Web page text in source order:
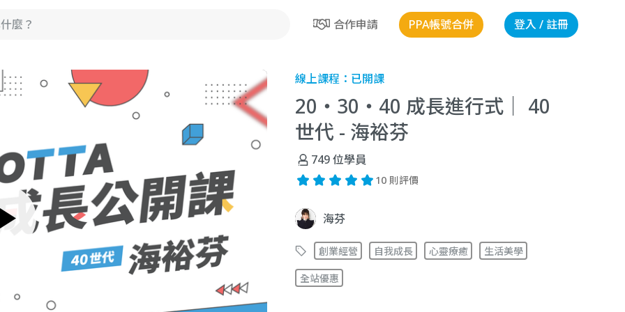
合作申請 PPA帳號合併 登入 / 註冊
線上課程： 已開課
20・30・40 成長進行式｜ 40
世代 - 海裕芬
749位學員
10 則評價
海芬
創業經營 自我成長 心靈療癒 生活美學
全站優惠